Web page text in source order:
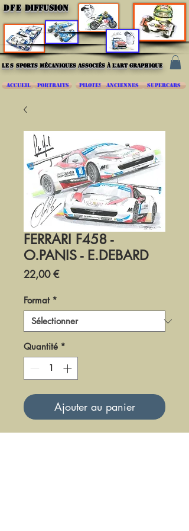
DFE DIFFUSION
les sports mécaniques associés à l'art graphique
ACCUEIL PORTRAITS PILOTES ANCIENNES SUPERCARS
FERRARI F458 -
O.PANIS - E.DEBARD
22,00 €Prix
Format *
Quantité *
Ajouter au panier